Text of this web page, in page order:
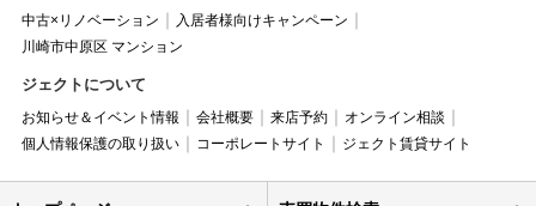
中古×リノベーション
入居者様向けキャンペーン
川崎市中原区 マンション
ジェクトについて
お知らせ＆イベント情報 会社概要 来店予約
オンライン相談
個人情報保護の取り扱い
コーポレートサイト ジェクト賃貸サイト